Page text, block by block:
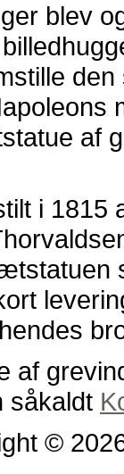
blev
af
i 1815
af
såkaldt
©